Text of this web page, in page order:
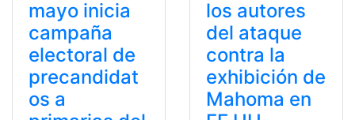
mayo inicia
campaña
electoral de
precandidat
os a
los autores
del ataque
contra la
exhibición de
Mahoma en